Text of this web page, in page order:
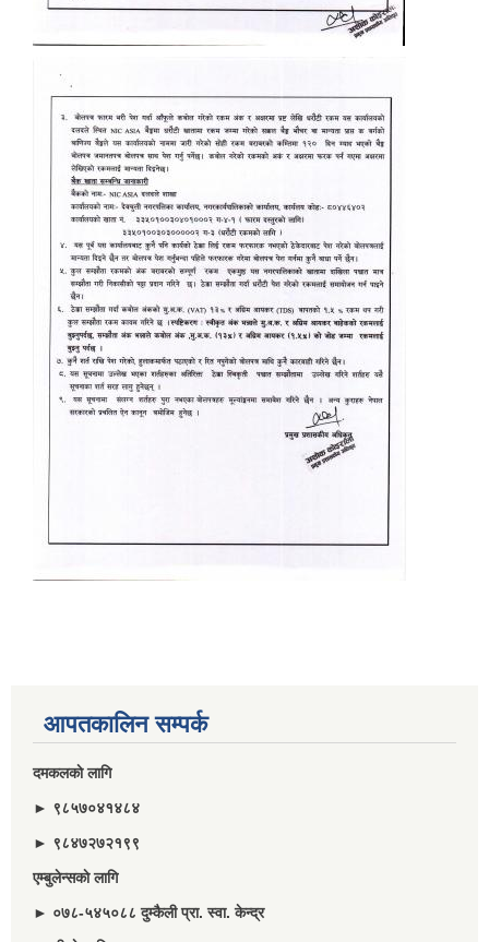
आपतकालिन सम्पर्क
दमकलकाे लागि
► ९८५७०४१४८४
► ९८४७२७२१९९
एम्बुलेन्सकाे लागि
► ०७८-५४५०८८ दुम्कैली प्रा. स्वा. केन्द्र